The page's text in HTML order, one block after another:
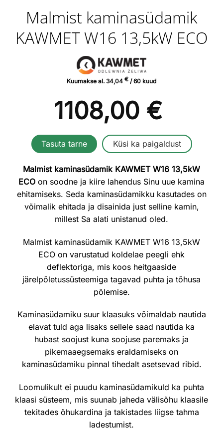
Malmist kaminasüdamik
KAWMET W16 13,5kW ECO
Kuumakse al. 34,04 € / 60 kuud
1108,00 €
Tasuta tarne Küsi ka paigaldust
Malmist kaminasüdamik KAWMET W16 13,5kW
ECO on soodne ja kiire lahendus Sinu uue kamina
ehitamiseks. Seda kaminasüdamikku kasutades on
võimalik ehitada ja disainida just selline kamin,
millest Sa alati unistanud oled.
Malmist kaminasüdamik KAWMET W16 13,5kW
ECO on varustatud koldelae peegli ehk
deflektoriga, mis koos heitgaaside
järelpõletussüsteemiga tagavad puhta ja tõhusa
põlemise.
Kaminasüdamiku suur klaasuks võimaldab nautida
elavat tuld aga lisaks sellele saad nautida ka
hubast soojust kuna soojuse paremaks ja
pikemaaegsemaks eraldamiseks on
kaminasüdamiku pinnal tihedalt asetsevad ribid.
Loomulikult ei puudu kaminasüdamikuld ka puhta
klaasi süsteem, mis suunab jaheda välisõhu klaasile
tekitades õhukardina ja takistades liigse tahma
ladestumist.